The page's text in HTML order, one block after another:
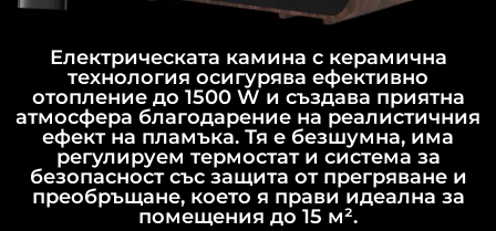
Електрическата камина с керамична
технология осигурява ефективно
отопление до 1500 W и създава приятна
атмосфера благодарение на реалистичния
ефект на пламъка. Тя е безшумна, има
регулируем термостат и система за
безопасност със защита от прегряване и
преобръщане, което я прави идеална за
помещения до 15 м².